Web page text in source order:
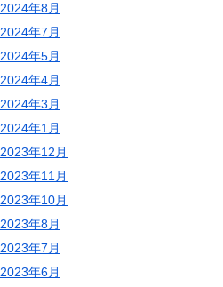
2024年8月
2024年7月
2024年5月
2024年4月
2024年3月
2024年1月
2023年12月
2023年11月
2023年10月
2023年8月
2023年7月
2023年6月